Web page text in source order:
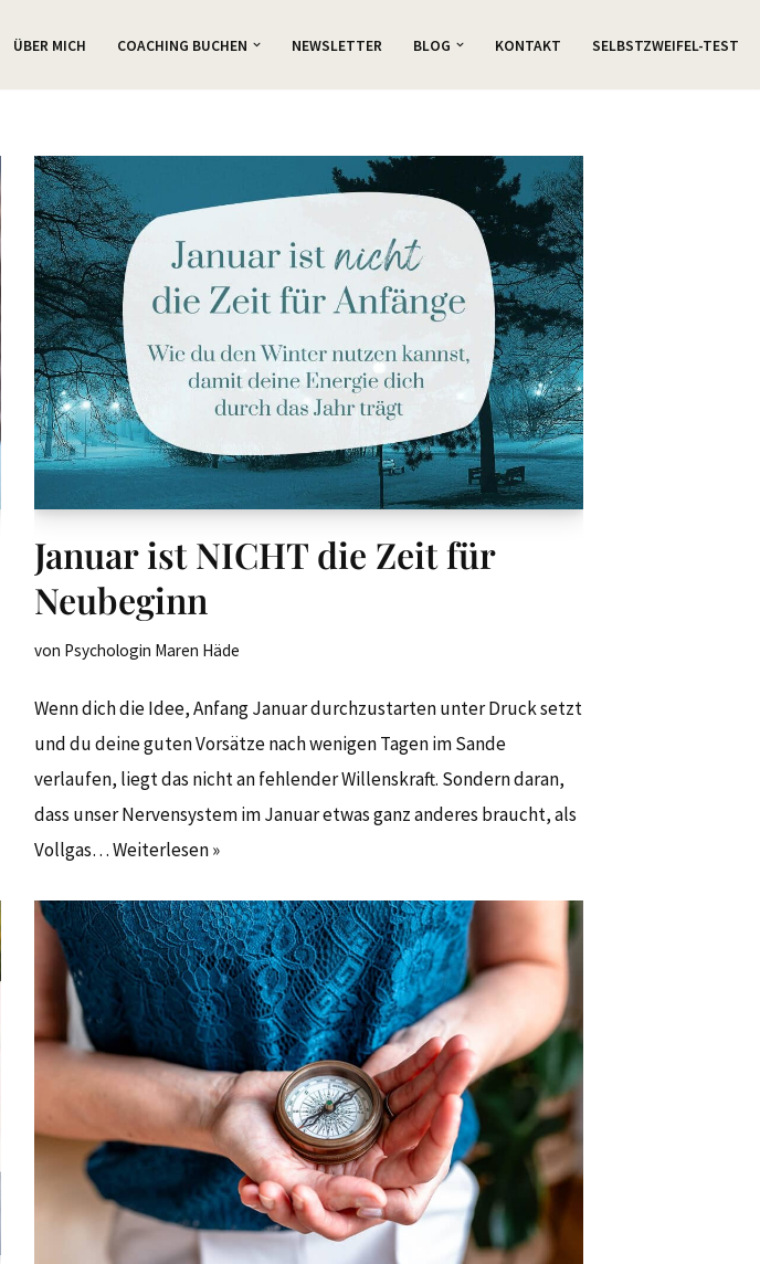
ÜBER MICH COACHING BUCHEN NEWSLETTER BLOG KONTAKT SELBSTZWEIFEL-TEST
Januar ist NICHT die Zeit für
Neubeginn
von Psychologin Maren Häde
Wenn dich die Idee, Anfang Januar durchzustarten unter Druck setzt
und du deine guten Vorsätze nach wenigen Tagen im Sande
verlaufen, liegt das nicht an fehlender Willenskraft. Sondern daran,
dass unser Nervensystem im Januar etwas ganz anderes braucht, als
Vollgas…Weiterlesen »